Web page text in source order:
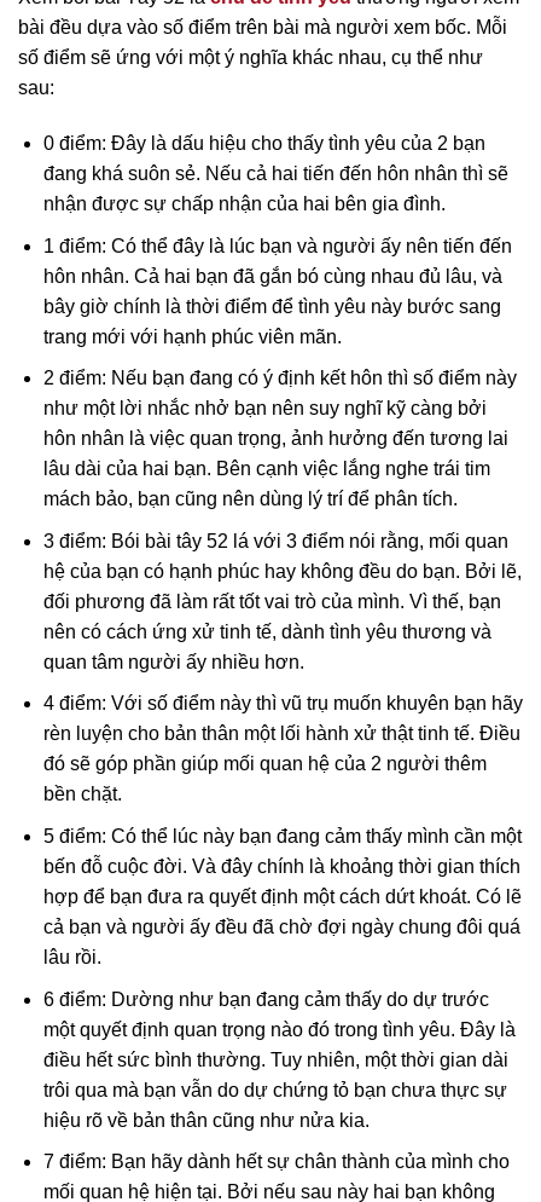
bài đều dựa vào số điểm trên bài mà người xem bốc. Mỗi
số điểm sẽ ứng với một ý nghĩa khác nhau, cụ thể như
sau:
0 điểm: Đây là dấu hiệu cho thấy tình yêu của 2 bạn
đang khá suôn sẻ. Nếu cả hai tiến đến hôn nhân thì sẽ
nhận được sự chấp nhận của hai bên gia đình.
1 điểm: Có thể đây là lúc bạn và người ấy nên tiến đến
hôn nhân. Cả hai bạn đã gắn bó cùng nhau đủ lâu, và
bây giờ chính là thời điểm để tình yêu này bước sang
trang mới với hạnh phúc viên mãn.
2 điểm: Nếu bạn đang có ý định kết hôn thì số điểm này
như một lời nhắc nhở bạn nên suy nghĩ kỹ càng bởi
hôn nhân là việc quan trọng, ảnh hưởng đến tương lai
lâu dài của hai bạn. Bên cạnh việc lắng nghe trái tim
mách bảo, bạn cũng nên dùng lý trí để phân tích.
3 điểm: Bói bài tây 52 lá với 3 điểm nói rằng, mối quan
hệ của bạn có hạnh phúc hay không đều do bạn. Bởi lẽ,
đối phương đã làm rất tốt vai trò của mình. Vì thế, bạn
nên có cách ứng xử tinh tế, dành tình yêu thương và
quan tâm người ấy nhiều hơn.
4 điểm: Với số điểm này thì vũ trụ muốn khuyên bạn hãy
rèn luyện cho bản thân một lối hành xử thật tinh tế. Điều
đó sẽ góp phần giúp mối quan hệ của 2 người thêm
bền chặt.
5 điểm: Có thể lúc này bạn đang cảm thấy mình cần một
bến đỗ cuộc đời. Và đây chính là khoảng thời gian thích
hợp để bạn đưa ra quyết định một cách dứt khoát. Có lẽ
cả bạn và người ấy đều đã chờ đợi ngày chung đôi quá
lâu rồi.
6 điểm: Dường như bạn đang cảm thấy do dự trước
một quyết định quan trọng nào đó trong tình yêu. Đây là
điều hết sức bình thường. Tuy nhiên, một thời gian dài
trôi qua mà bạn vẫn do dự chứng tỏ bạn chưa thực sự
hiệu rõ về bản thân cũng như nửa kia.
7 điểm: Bạn hãy dành hết sự chân thành của mình cho
mối quan hệ hiện tại. Bởi nếu sau này hai bạn không